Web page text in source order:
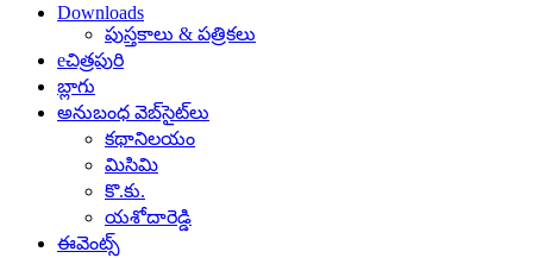
Downloads
పుస్తకాలు & పత్రికలు
eచిత్రపురి
బ్లాగు
అనుబంధ వెబ్‌సైట్‌లు
కథానిలయం
మిసిమి
కొ.కు.
యశోదారెడ్డి
ఈవెంట్స్